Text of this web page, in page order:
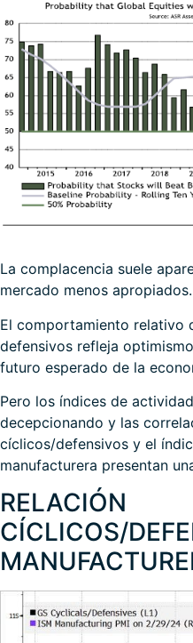
La complacencia suele
mercado menos apropiados.
El comportamiento relativo
defensivos refleja
futuro esperado de la
Pero los índices de
decepcionando y las
cíclicos/defensivos y el
manufacturera presentan
RELACIÓN
CÍCLICOS/